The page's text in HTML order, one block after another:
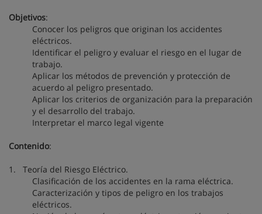
Objetivos:
Conocer los peligros que originan los accidentes
eléctricos.
Identificar el peligro y evaluar el riesgo en el lugar de
trabajo.
Aplicar los métodos de prevención y protección de
acuerdo al peligro presentado.
Aplicar los criterios de organización para la preparación
y el desarrollo del trabajo.
Interpretar el marco legal vigente
Contenido:
1. Teoría del Riesgo Eléctrico.
Clasificación de los accidentes en la rama eléctrica.
Caracterización y tipos de peligro en los trabajos
eléctricos.